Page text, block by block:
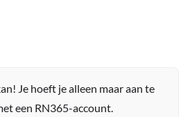
Je hoeft je alleen maar aan te
een RN365-account.